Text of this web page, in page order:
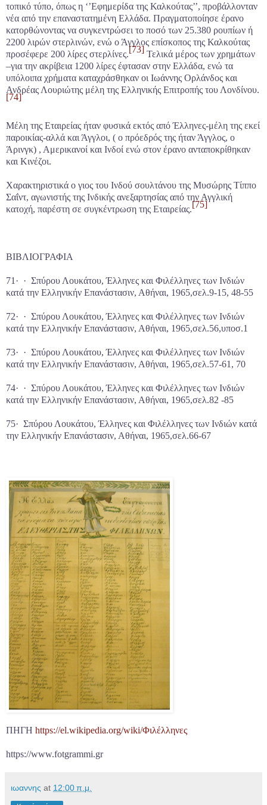
τοπικό τύπο, όπως η ‘’Εφημερίδα της Καλκούτας’’, προβάλλονταν
νέα από την επαναστατημένη Ελλάδα. Πραγματοποίησε έρανο
κατορθώνοντας να συγκεντρώσει το ποσό των 25.380 ρουπίων ή
2200 λιρών στερλινών, ενώ ο Άγγλος επίσκοπος της Καλκούτας
προσέφερε 200 λίρες στερλίνες.[73] Τελικά μέρος των χρημάτων
–για την ακρίβεια 1200 λίρες έφτασαν στην Ελλάδα, ενώ τα
υπόλοιπα χρήματα καταχράσθηκαν οι Ιωάννης Ορλάνδος και
Ανδρέας Λουριώτης μέλη της Ελληνικής Επιτροπής του Λονδίνου.
[74]
Μέλη της Εταιρείας ήταν φυσικά εκτός από Έλληνες-μέλη της εκεί
παροικίας-αλλά και Άγγλοι, ( ο πρόεδρός της ήταν Άγγλος, ο
Άρινγκ) , Αμερικανοί και Ινδοί ενώ στον έρανο ανταποκρίθηκαν
και Κινέζοι.
Χαρακτηριστικά ο γιος του Ινδού σουλτάνου της Μυσώρης Τίππο
Σαΐντ, αγωνιστής της Ινδικής ανεξαρτησίας από την Αγγλική
κατοχή, παρέστη σε συγκέντρωση της Εταιρείας.[75]
ΒΙΒΛΙΟΓΡΑΦΙΑ
71· · Σπύρου Λουκάτου, Έλληνες και Φιλέλληνες των Ινδιών
κατά την Ελληνικήν Επανάστασιν, Αθήναι, 1965,σελ.9-15, 48-55
72· · Σπύρου Λουκάτου, Έλληνες και Φιλέλληνες των Ινδιών
κατά την Ελληνικήν Επανάστασιν, Αθήναι, 1965,σελ.56,υποσ.1
73· · Σπύρου Λουκάτου, Έλληνες και Φιλέλληνες των Ινδιών
κατά την Ελληνικήν Επανάστασιν, Αθήναι, 1965,σελ.57-61, 70
74· · Σπύρου Λουκάτου, Έλληνες και Φιλέλληνες των Ινδιών
κατά την Ελληνικήν Επανάστασιν, Αθήναι, 1965,σελ.82 -85
75· Σπύρου Λουκάτου, Έλληνες και Φιλέλληνες των Ινδιών κατά
την Ελληνικήν Επανάστασιν, Αθήναι, 1965,σελ.66-67
ΠΗΓΗ https://el.wikipedia.org/wiki/Φιλέλληνες
https://www.fotgrammi.gr
ιωαννης at 12:00 π.μ.